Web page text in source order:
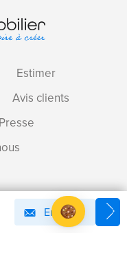
Email
Estimer
Avis clients
Presse
BSK !